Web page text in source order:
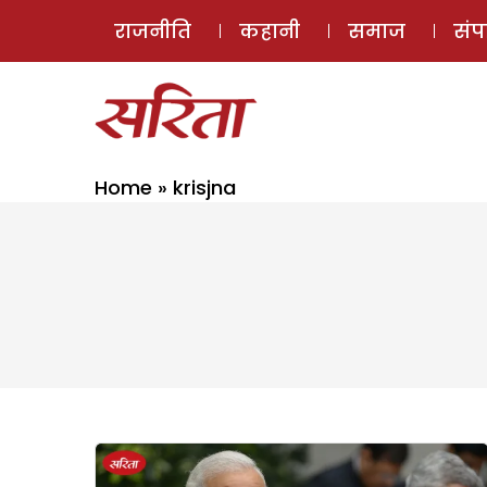
राजनीति कहानी समाज
Home » krisjna